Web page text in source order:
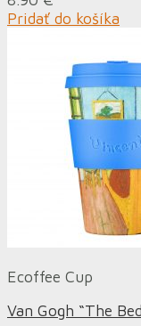
Pridať do košíka
Ecoffee Cup
Van Gogh “The